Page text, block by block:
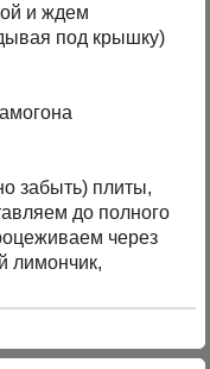
и ждем
под крышку)
забыть) плиты,
до полного
через
лимончик,